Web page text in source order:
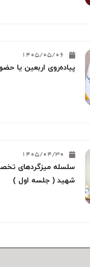
1405/05/06
پیاده‌روی اربعین یا
1405/04/30
سلسله میزگردهای
شهید ( جلسه اول )